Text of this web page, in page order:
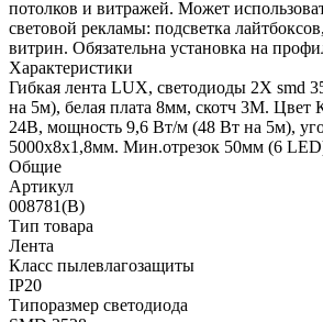
потолков и витражей. Может
световой рекламы: подсветка
витрин. Обязательна установка на
Характеристики
Гибкая лента LUX, светодиоды 2X smd
на 5м), белая плата 8мм, скотч 3М.
24В, мощность 9,6 Вт/м (48 Вт на 5м),
5000х8х1,8мм. Мин.отрезок 50мм (6
Общие
Артикул
008781(B)
Тип товара
Лента
Класс пылевлагозащиты
IP20
Типоразмер светодиода